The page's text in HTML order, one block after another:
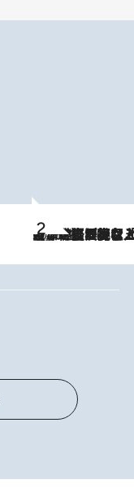
2026.8.5
【なぜ吉沢亮は「気配を消せる」のか？】興行収入208億の『国宝』を経て挑むミュージカル『ディア・エヴァン・ハンセン』。トップ俳優が舞台上でさらけ出した“孤独”とは